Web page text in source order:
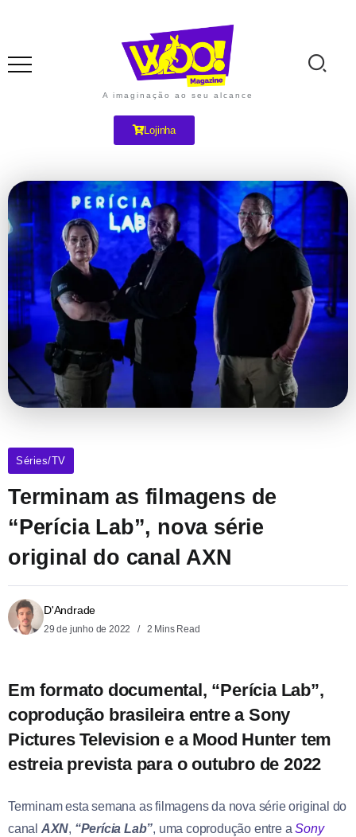
A imaginação ao seu alcance
Lojinha
Séries/TV
Terminam as filmagens de
“Perícia Lab”, nova série
original do canal AXN
D'Andrade
29 de junho de 2022 2 Mins Read
Em formato documental, “Perícia Lab”,
coprodução brasileira entre a Sony
Pictures Television e a Mood Hunter tem
estreia prevista para o outubro de 2022
Terminam esta semana as filmagens da nova série original do
canal AXN, “Perícia Lab”, uma coprodução entre aSony